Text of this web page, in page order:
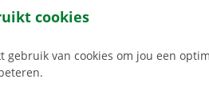
rij je zonder zorgen rond in je
cookies
gebruik van cookies om jou een